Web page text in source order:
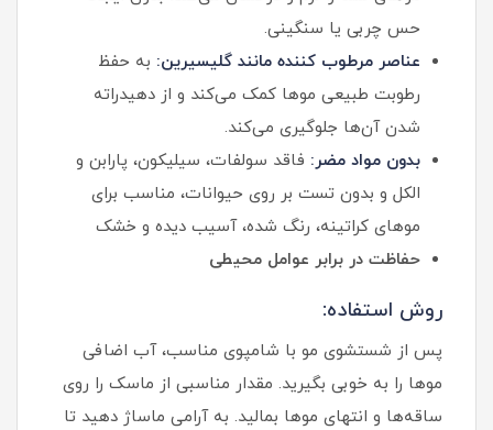
حس چربی یا سنگینی.
عناصر مرطوب کننده مانند گلیسیرین: به حفظ
رطوبت طبیعی موها کمک می‌کند و از دهیدراته
شدن آن‌ها جلوگیری می‌کند.
بدون مواد مضر: فاقد سولفات، سیلیکون، پارابن و
الکل و بدون تست بر روی حیوانات، مناسب برای
موهای کراتینه، رنگ شده، آسیب دیده و خشک
حفاظت در برابر عوامل محیطی
روش استفاده:
پس از شستشوی مو با شامپوی مناسب، آب اضافی
موها را به خوبی بگیرید. مقدار مناسبی از ماسک را روی
ساقه‌ها و انتهای موها بمالید. به آرامی ماساژ دهید تا